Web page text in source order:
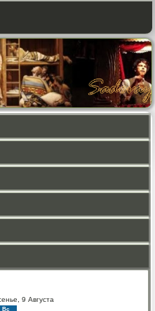
9 Августа
Вс